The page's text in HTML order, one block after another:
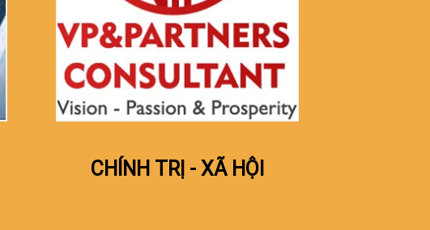
CHÍNH TRỊ - XÃ HỘI